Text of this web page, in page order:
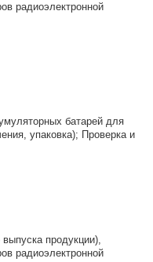
радиоэлектронной
батарей для
упаковка); Проверка и
продукции),
радиоэлектронной